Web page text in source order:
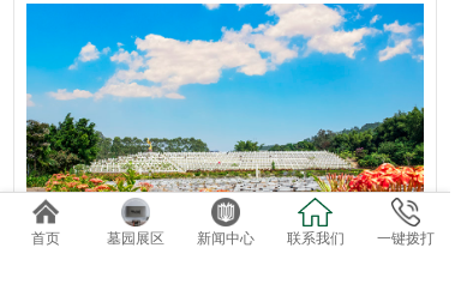
地坛福位·完整场景
首页 墓园展区 新闻中心 联系我们 一键拨打